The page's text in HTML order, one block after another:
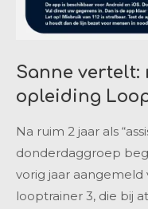
Sanne vertelt:
opleiding
Na ruim 2 jaar als
donderdaggroep
vorig jaar
looptrainer 3, die bij